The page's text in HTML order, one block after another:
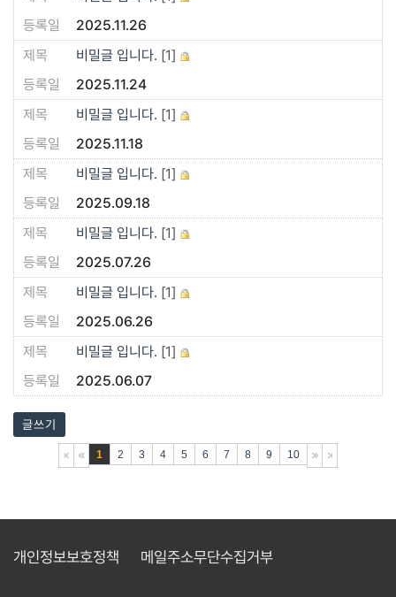
2025.11.26
비밀글 입니다. [1]
2025.11.24
비밀글 입니다. [1]
2025.11.18
비밀글 입니다. [1]
2025.09.18
비밀글 입니다. [1]
2025.07.26
비밀글 입니다. [1]
2025.06.26
비밀글 입니다. [1]
2025.06.07
글쓰기
1 2 3 4 5 6 7 8 9 10
개인정보보호정책 메일주소무단수집거부